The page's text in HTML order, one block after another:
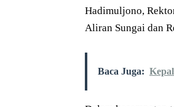
Hadimuljono,
Aliran Sungai dan
Baca Juga: